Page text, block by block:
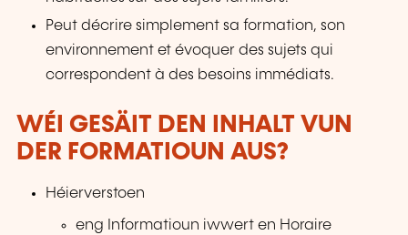
Peut décrire simplement sa formation, son
environnement et évoquer des sujets qui
correspondent à des besoins immédiats.
WÉI GESÄIT DEN INHALT VUN
DER FORMATIOUN AUS?
Héierverstoen
eng Informatioun iwwert en Horaire